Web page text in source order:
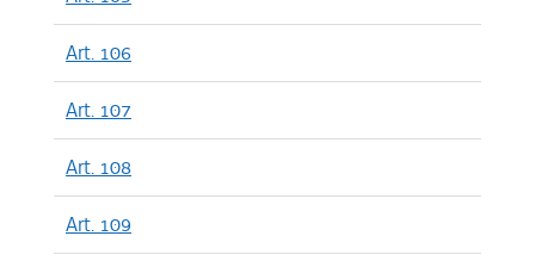
Art. 106
Art. 107
Art. 108
Art. 109